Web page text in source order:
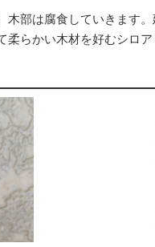
部は腐食していきます
らかい木材を好むシロ